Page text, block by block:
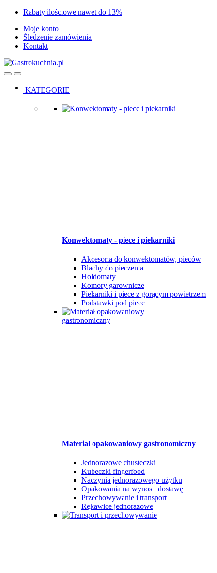
Skip
navigation
Skip
content
Rabaty ilościowe nawet do 13%
Moje konto
Śledzenie zamówienia
Kontakt
OpenClose
KATEGORIE
Konwektomaty - piece i piekarniki
Akcesoria do konwektomatów, pieców
Blachy do pieczenia
Holdomaty
Komory garownicze
Piekarniki i piece z gorącym powietrzem
Podstawki pod piece
Materiał opakowaniowy gastronomiczny
Jednorazowe chusteczki
Kubeczki fingerfood
Naczynia jednorazowego użytku
Opakowania na wynos i dostawę
Przechowywanie i transport
Rękawice jednorazowe